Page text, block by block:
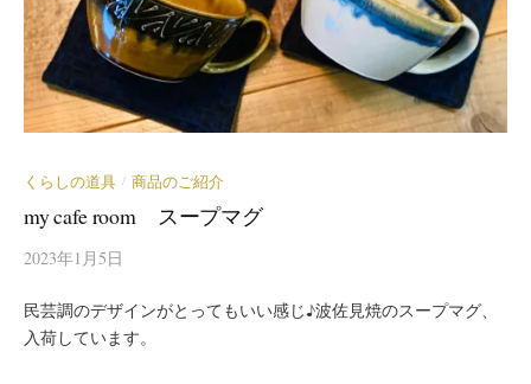
くらしの道具 / 商品のご紹介
my cafe room スープマグ
2023年1月5日
民芸調のデザインがとってもいい感じ♪波佐見焼のスープマグ、
入荷しています。